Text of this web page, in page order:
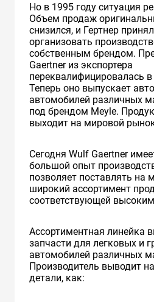
Но в 1995 году ситуация
Объем продаж
снизился, и Гертнер
организовать
собственным брендом.
Gaertner из экспортера
переквалифицировалась в
Теперь оно выпускает
автомобилей различных
под брендом Meyle.
выходит на мировой
Сегодня Wulf Gaertner
большой опыт
позволяет поставлять на
широкий ассортимент
соответствующей
Ассортиментная линейка
запчасти для легковых и
автомобилей различных
Производитель выводит
детали, как: